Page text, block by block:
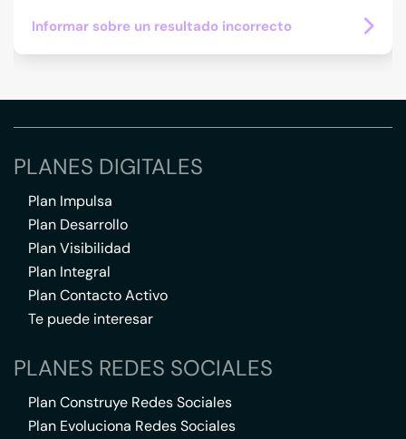
Informar sobre un resultado incorrecto
PLANES DIGITALES
Plan Impulsa
Plan Desarrollo
Plan Visibilidad
Plan Integral
Plan Contacto Activo
Te puede interesar
PLANES REDES SOCIALES
Plan Construye Redes Sociales
Plan Evoluciona Redes Sociales